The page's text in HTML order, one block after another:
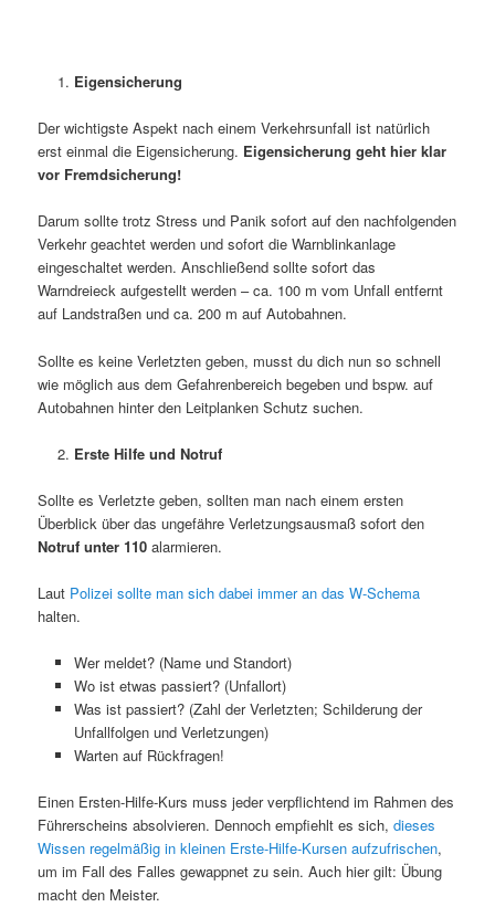
Eigensicherung
Der wichtigste Aspekt nach einem Verkehrsunfall ist natürlich
erst einmal die Eigensicherung. Eigensicherung geht hier klar
vor Fremdsicherung!
Darum sollte trotz Stress und Panik sofort auf den nachfolgenden
Verkehr geachtet werden und sofort die Warnblinkanlage
eingeschaltet werden. Anschließend sollte sofort das
Warndreieck aufgestellt werden – ca. 100 m vom Unfall entfernt
auf Landstraßen und ca. 200 m auf Autobahnen.
Sollte es keine Verletzten geben, musst du dich nun so schnell
wie möglich aus dem Gefahrenbereich begeben und bspw. auf
Autobahnen hinter den Leitplanken Schutz suchen.
Erste Hilfe und Notruf
Sollte es Verletzte geben, sollten man nach einem ersten
Überblick über das ungefähre Verletzungsausmaß sofort den
Notruf unter 110 alarmieren.
Laut Polizei sollte man sich dabei immer an das W-Schema
halten.
Wer meldet? (Name und Standort)
Wo ist etwas passiert? (Unfallort)
Was ist passiert? (Zahl der Verletzten; Schilderung der
Unfallfolgen und Verletzungen)
Warten auf Rückfragen!
Einen Ersten-Hilfe-Kurs muss jeder verpflichtend im Rahmen des
Führerscheins absolvieren. Dennoch empfiehlt es sich,dieses
Wissen regelmäßig in kleinen Erste-Hilfe-Kursen aufzufrischen,
um im Fall des Falles gewappnet zu sein. Auch hier gilt: Übung
macht den Meister.